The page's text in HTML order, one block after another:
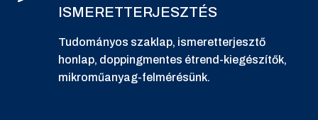
ISMERETTERJESZTÉS
Tudományos szaklap, ismeretterjesztő
honlap, doppingmentes étrend-kiegészítők,
mikroműanyag-felmérésünk.